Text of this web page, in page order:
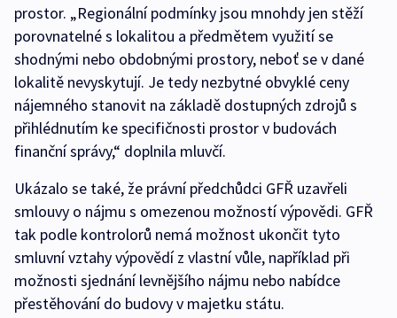
prostor. „Regionální podmínky jsou mnohdy jen stěží
porovnatelné s lokalitou a předmětem využití se
shodnými nebo obdobnými prostory, neboť se v dané
lokalitě nevyskytují. Je tedy nezbytné obvyklé ceny
nájemného stanovit na základě dostupných zdrojů s
přihlédnutím ke specifičnosti prostor v budovách
finanční správy,“ doplnila mluvčí.
Ukázalo se také, že právní předchůdci GFŘ uzavřeli
smlouvy o nájmu s omezenou možností výpovědi. GFŘ
tak podle kontrolorů nemá možnost ukončit tyto
smluvní vztahy výpovědí z vlastní vůle, například při
možnosti sjednání levnějšího nájmu nebo nabídce
přestěhování do budovy v majetku státu.